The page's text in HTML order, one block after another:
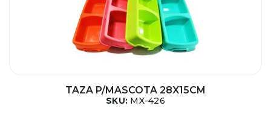
TAZA P/MASCOTA 28X15CM
SKU: MX-426